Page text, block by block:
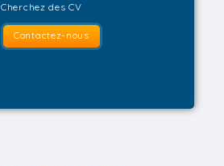
Cherchez des CV
Contactez-nous